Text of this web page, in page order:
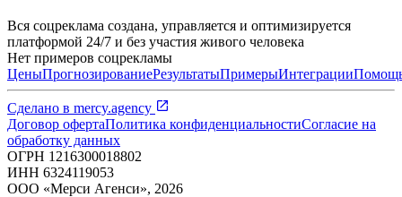
Вся соцреклама создана, управляется и оптимизируется
платформой 24/7 и без участия живого человека
Нет примеров соцрекламы
ЦеныПрогнозированиеРезультатыПримерыИнтеграции
Сделано в mercy.agency
Договор офертаПолитика конфиденциальностиСогласие на
обработку данных
ОГРН 1216300018802
ИНН 6324119053
ООО «Мерси Агенси», 2026